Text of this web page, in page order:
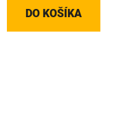
DO KOŠÍKA